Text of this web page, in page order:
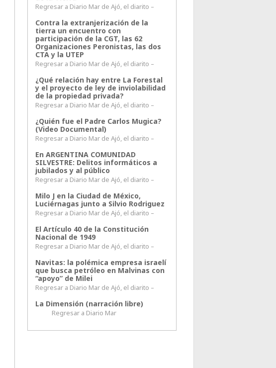
Regresar a Diario Mar de Ajó, el diarito –
Contra la extranjerización de la
tierra un encuentro con
participación de la CGT, las 62
Organizaciones Peronistas, las dos
CTA y la UTEP
Regresar a Diario Mar de Ajó, el diarito –
¿Qué relación hay entre La Forestal
y el proyecto de ley de inviolabilidad
de la propiedad privada?
Regresar a Diario Mar de Ajó, el diarito –
¿Quién fue el Padre Carlos Mugica?
(Video Documental)
Regresar a Diario Mar de Ajó, el diarito –
En ARGENTINA COMUNIDAD
SILVESTRE: Delitos informáticos a
jubilados y al público
Regresar a Diario Mar de Ajó, el diarito –
Milo J en la Ciudad de México,
Luciérnagas junto a Silvio Rodriguez
Regresar a Diario Mar de Ajó, el diarito –
El Artículo 40 de la Constitución
Nacional de 1949
Regresar a Diario Mar de Ajó, el diarito –
Navitas: la polémica empresa israelí
que busca petróleo en Malvinas con
“apoyo” de Milei
Regresar a Diario Mar de Ajó, el diarito –
La Dimensión (narración libre)
Regresar a Diario Mar